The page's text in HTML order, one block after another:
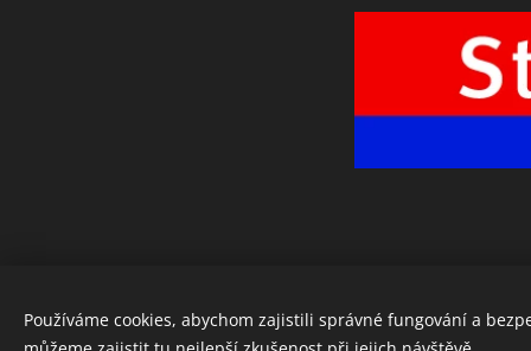
Používáme cookies, abychom zajistili správné fungování a